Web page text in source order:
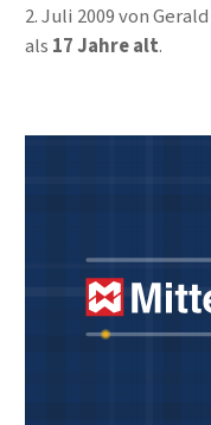
2. Juli 2009von
als 17 Jahre alt.